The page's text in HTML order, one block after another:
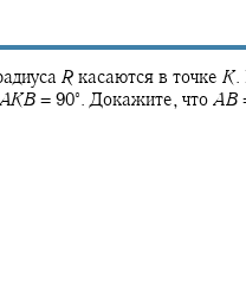
R касаются в точке K.
AKB = 90‍∘ . Докажите, что AB